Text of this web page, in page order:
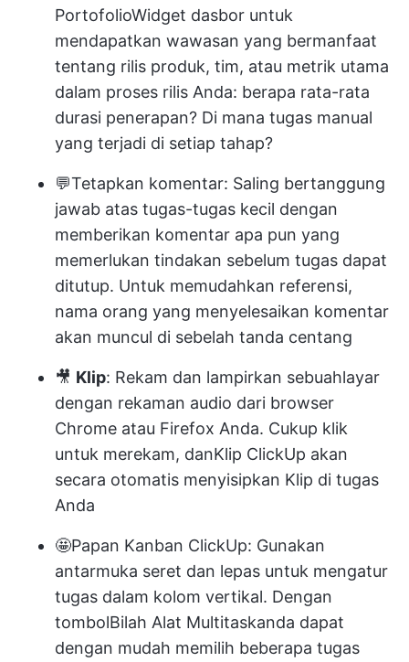
PortofolioWidget dasbor untuk
mendapatkan wawasan yang bermanfaat
tentang rilis produk, tim, atau metrik utama
dalam proses rilis Anda: berapa rata-rata
durasi penerapan? Di mana tugas manual
yang terjadi di setiap tahap?
💬Tetapkan komentar: Saling bertanggung
jawab atas tugas-tugas kecil dengan
memberikan komentar apa pun yang
memerlukan tindakan sebelum tugas dapat
ditutup. Untuk memudahkan referensi,
nama orang yang menyelesaikan komentar
akan muncul di sebelah tanda centang
🎥 Klip: Rekam dan lampirkan sebuahlayar
dengan rekaman audio dari browser
Chrome atau Firefox Anda. Cukup klik
untuk merekam, danKlip ClickUp akan
secara otomatis menyisipkan Klip di tugas
Anda
🤩Papan Kanban ClickUp: Gunakan
antarmuka seret dan lepas untuk mengatur
tugas dalam kolom vertikal. Dengan
tombolBilah Alat Multitaskanda dapat
dengan mudah memilih beberapa tugas